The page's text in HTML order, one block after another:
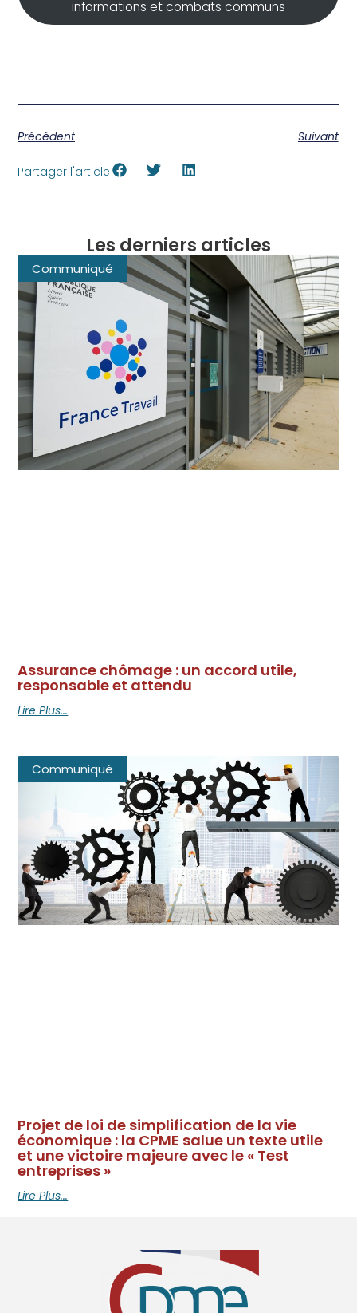
informations et combats communs
Précédent Suivant
Partager l'article
Communiqué
Assurance chômage : un accord utile,
responsable et attendu
Lire Plus...
Communiqué
Projet de loi de simplification de la vie
économique : la CPME salue un texte utile
et une victoire majeure avec le « Test
entreprises »
Lire Plus...
Les derniers articles